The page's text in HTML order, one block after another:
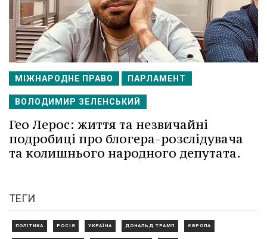
МІЖНАРОДНЕ ПРАВО ПАРЛАМЕНТ
ВОЛОДИМИР ЗЕЛЕНСЬКИЙ
Гео Лерос: життя та незвичайні
подробиці про блогера-розслідувача
та колишнього народного депутата.
ТЕГИ
ПОЛІТИКА РОСІЯ УКРАЇНА ДОНАЛЬД ТРАМП ЄВРОПА